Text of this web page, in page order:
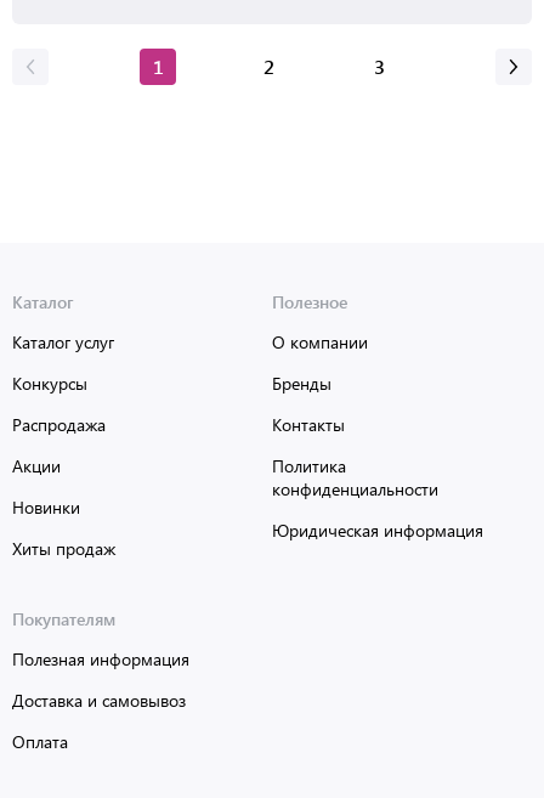
1 2 3
Каталог
Каталог услуг
Конкурсы
Распродажа
Акции
Новинки
Хиты продаж
Полезное
О компании
Бренды
Контакты
Политика
конфиденциальности
Юридическая информация
Покупателям
Полезная информация
Доставка и самовывоз
Оплата